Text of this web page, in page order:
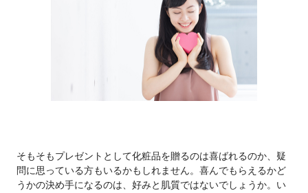
そもそもプレゼントとして化粧品を贈るのは喜ばれるのか、疑
問に思っている方もいるかもしれません。喜んでもらえるかど
うかの決め手になるのは、好みと肌質ではないでしょうか。い